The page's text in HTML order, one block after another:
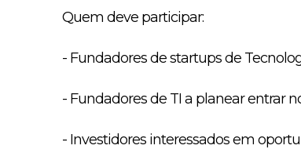
Quem deve participar:
- Fundadores de startups de
- Fundadores de TI a planear entrar
- Investidores interessados em